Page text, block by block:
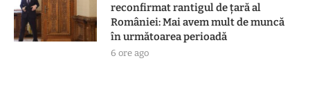
reconfirmat rantigul de țară al
României: Mai avem mult de muncă
în următoarea perioadă
6 ore ago